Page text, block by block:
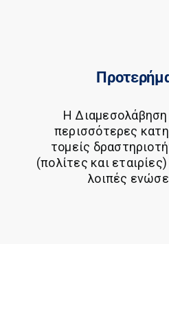
Η Διαμεσολάβηση
περισσότερες
τομείς
(πολίτες και
λοιπές